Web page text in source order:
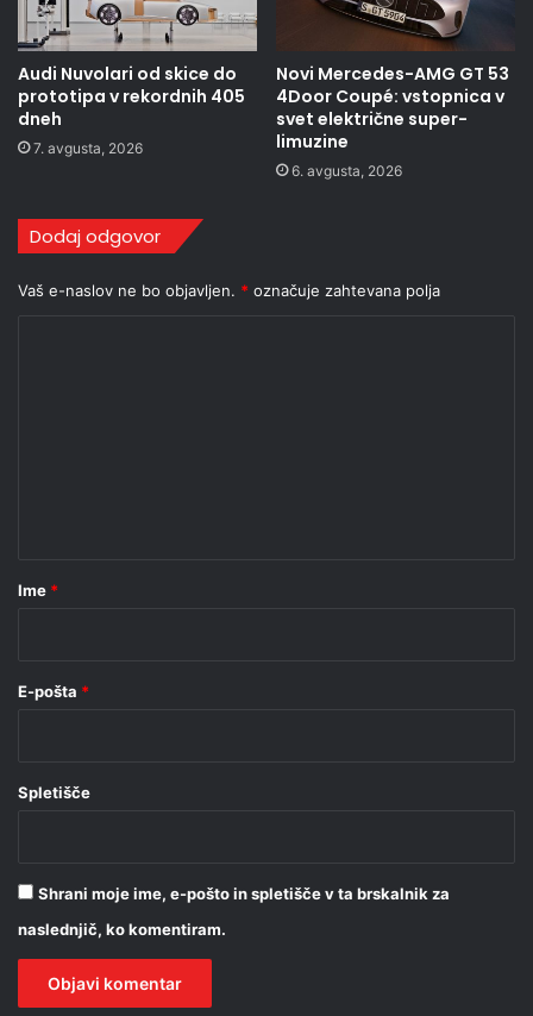
Audi Nuvolari od skice do
prototipa v rekordnih 405
dneh
7. avgusta, 2026
Novi Mercedes-AMG GT 53
4Door Coupé: vstopnica v
svet električne super-
limuzine
6. avgusta, 2026
Dodaj odgovor
Vaš e-naslov ne bo objavljen. * označuje zahtevana polja
rIme *
E-pošta *
Spletišče
Shrani moje ime, e-pošto in spletišče v ta brskalnik za
naslednjič, ko komentiram.